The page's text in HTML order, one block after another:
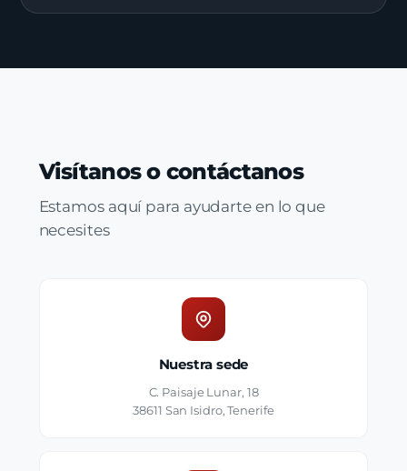
Visítanos o contáctanos
Estamos aquí para ayudarte en lo que
necesites
Nuestra sede
C. Paisaje Lunar, 18
38611 San Isidro, Tenerife